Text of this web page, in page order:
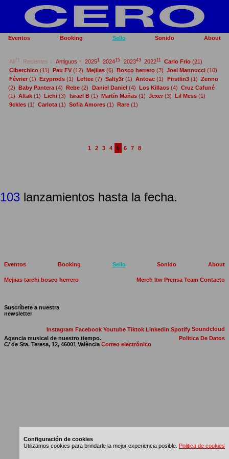
Eventos Booking Sello Sonido About
Configuración de cookies
Utilizamos cookies para brindarle la mejor experiencia posible.
Politica de cookies
All 71 Recientes ↓ Antiguos ↑ 20251 202415 202343 202211 Carlo Frio (21)
Ciberchico (11) Pau FV (12) Mejiias (6) Bosco herrero(3) Joel Mannucci(10)
Février (1) Ezyprods (1) Leftee (7) Salty3r(1) Antoac(1) Firstlin3 (1) Zenno
(2) Baby Pantera(4) Rebe(2) Daniel Daniel (4) Los Killaos (4) Cruz Cafuné
(1) Altak(1) Lichi(3) Israel B (1) Martín Mañas (1) Jexer (3) Lil Mess(1)
9ckles (1) Carlota(1) Sofia Amores (1) Rare(1)
1 2 3 4 5 6 7 8
103 lanzamientos hasta la fecha.
Eventos Booking Sello Sonido About
Mejiias tarchi bosco herrero Merch Itw Prensa Team Contacto
Suscríbete a nuestra
newsletter
Instagram Facebook Youtube Tiktok Linkedin Spotify Soundcloud
Agencia musical de nuestro tiempo.
C/ de Sta. Teresa, 12, 46001 ValènciaCorreo electrónico
Politica De Datos